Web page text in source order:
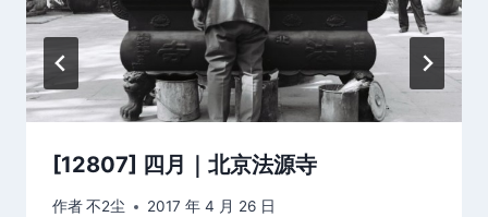
[12807] 四月｜北京法源寺
作者不2尘 2017 年 4 月 26 日